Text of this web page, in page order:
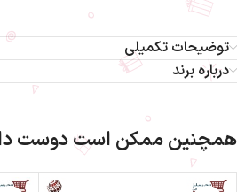
توضیحات تکمیلی
درباره برند
همچنین ممکن است دوست